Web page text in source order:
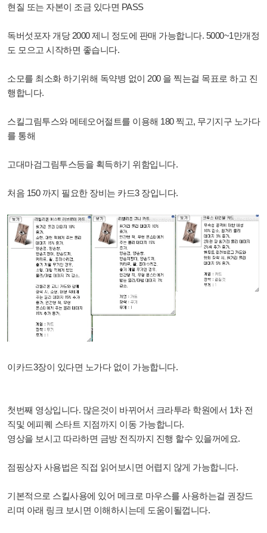
현질 또는 자본이 조금 있다면 PASS
독버섯포자 개당 2000 제니 정도에 판매 가능합니다. 5000~1만개정
도 모으고 시작하면 좋습니다.
소모를 최소화 하기위해 독약병 없이 200을 찍는걸 목표로 하고 진
행합니다.
스킬그림투스와 메테오어절트를 이용해 180 찍고, 무기지구 노가다
를 통해
고대마검그림투스등을 획득하기 위함입니다.
처음 150 까지 필요한 장비는 카드3 장입니다.
이카드3장이 있다면 노가다 없이 가능합니다.
첫번째 영상입니다. 많은것이 바뀌어서 크라투라 학원에서 1차 전
직및 에피퀘 스타트 지점까지 이동 가능합니다.
영상을 보시고 따라하면 금방 전직까지 진행 할수 있을꺼에요.
점핑상자 사용법은 직접 읽어보시면 어렵지 않게 가능합니다.
기본적으로 스킬사용에 있어 메크로 마우스를 사용하는걸 권장드
리며 아래 링크 보시면 이해하시는데 도움이될껍니다.